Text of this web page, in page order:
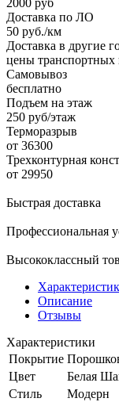
Доставка по ЛО
50 руб./км
Доставка в другие
цены транспортных
Самовывоз
бесплатно
Подъем на этаж
250 руб/этаж
Терморазрыв
от 36300
Трехконтурная
от 29950
Быстрая доставка
Профессиональная
Высококлассный
Описание
Отзывы
Характеристики
Покрытие
Цвет
Белая
Стиль
Модерн